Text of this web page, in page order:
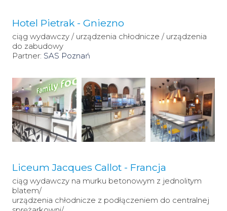
Hotel Pietrak - Gniezno
ciąg wydawczy / urządzenia chłodnicze / urządzenia
do zabudowy
Partner: SAS Poznań
Liceum Jacques Callot - Francja
ciąg wydawczy na murku betonowym z jednolitym
blatem/
urządzenia chłodnicze z podłączeniem do centralnej